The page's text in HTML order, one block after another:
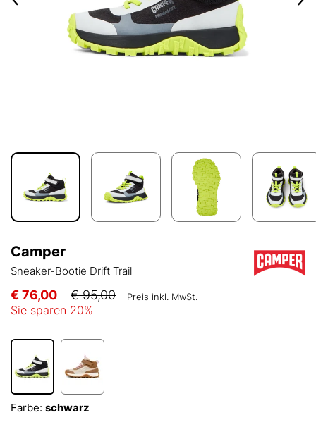
Camper
Sneaker-Bootie Drift Trail
€ 76,00 € 95,00 Preis inkl. MwSt.
Sie sparen 20%
Farbe: schwarz